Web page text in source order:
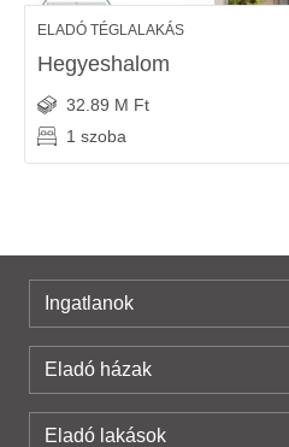
ELADÓ TÉGLALAKÁS
Hegyeshalom
32.89 M Ft
1 szoba
Ingatlanok
Eladó házak
Eladó lakások